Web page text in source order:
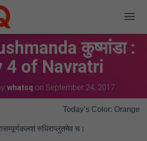
O
G
V
I
कुष्मांडा :
4 of Navratri
whatsq on September 24, 2017
Today’s Color: Orange
रुधिराप्लुतमेव च।